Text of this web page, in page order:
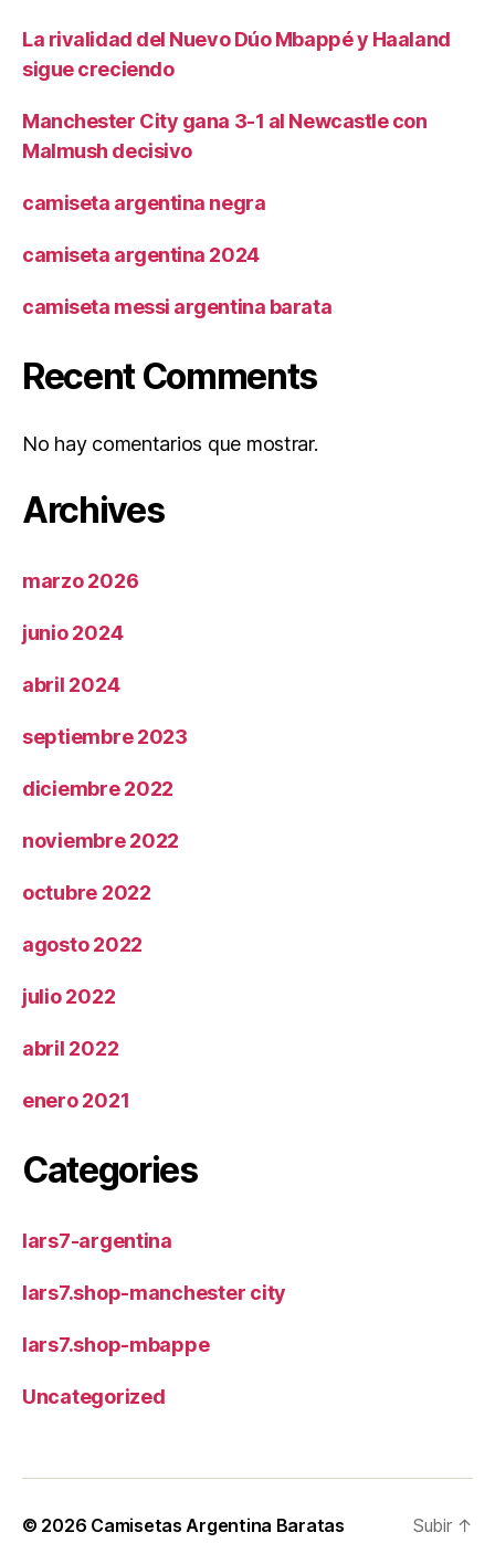
La rivalidad del Nuevo Dúo Mbappé y Haaland
sigue creciendo
Manchester City gana 3-1 al Newcastle con
Malmush decisivo
camiseta argentina negra
camiseta argentina 2024
camiseta messi argentina barata
Recent Comments
No hay comentarios que mostrar.
Archives
marzo 2026
junio 2024
abril 2024
septiembre 2023
diciembre 2022
noviembre 2022
octubre 2022
agosto 2022
julio 2022
abril 2022
enero 2021
Categories
lars7-argentina
lars7.shop-manchester city
lars7.shop-mbappe
Uncategorized
© 2026 Camisetas Argentina Baratas Subir ↑